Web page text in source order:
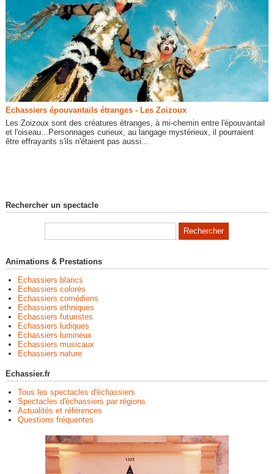
Echassiers épouvantails étranges - Les Zoizoux
Les Zoizoux sont des créatures étranges, à mi-chemin entre l'épouvantail
et l'oiseau...Personnages curieux, au langage mystérieux, il pourraient
être effrayants s'ils n'étaient pas aussi...
Rechercher un spectacle
Animations & Prestations
Echassiers blancs
Echassiers colorés
Echassiers comédiens
Echassiers ethniques
Echassiers futuristes
Echassiers ludiques
Echassiers lumineux
Echassiers musicaux
Echassiers nature
Echassier.fr
Tous les spectacles d'échassiers
Spectacles d'échassiers par régions
Actualités et références
Questions fréquentes